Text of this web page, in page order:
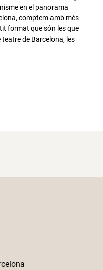
en el panorama
comptem amb més
format que són les que
teatre de Barcelona, les